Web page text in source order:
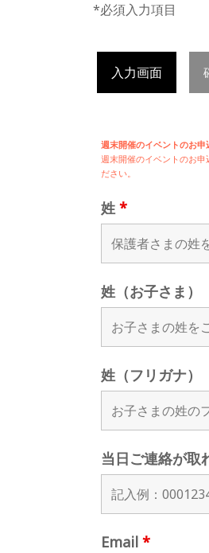
*必須入力項目
入力画面
週末開催のイベントのお申
週末開催のイベントのお申
ださい。
姓 *
姓（お子さま）
姓（フリガナ）
当日ご連絡が取
Email *